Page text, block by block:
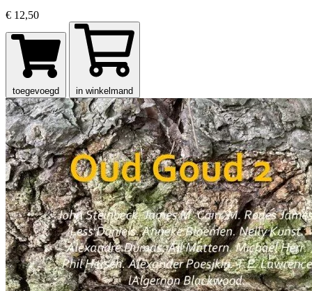
€ 12,50
toegevoegd in winkelmand